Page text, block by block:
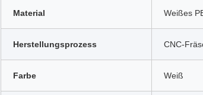
Material Weißes
Herstellungsprozess CNC-
Farbe Weiß